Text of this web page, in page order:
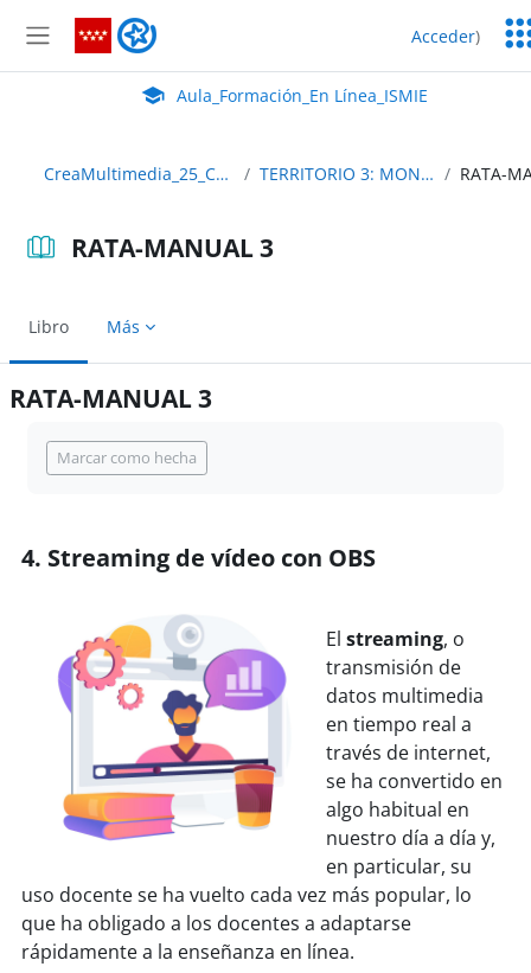
Panel lateral
Aula_Formación_En Línea_ISMIE Acceder)
Aula Virtual de EducaMadrid:
Aula_Formación_En Línea_ISMIE
CreaMultimedia_25_Contenidos TERRITORIO 3: MONTE-VIDEO
RATA-MANUAL 3
Libro Más
RATA-MANUAL 3
Marcar como hecha
4. Streaming de vídeo con OBS
Elstreaming, o
transmisión de
datos multimedia
en tiempo real a
través de internet,
se ha convertido en
algo habitual en
nuestro día a día y,
en particular, su
uso docente se ha vuelto cada vez más popular, lo
que ha obligado a los docentes a adaptarse
rápidamente a la enseñanza en línea.